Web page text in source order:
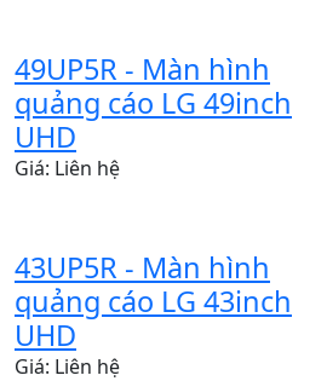
49UP5R - Màn hình
quảng cáo LG 49inch
UHD
Giá: Liên hệ
43UP5R - Màn hình
quảng cáo LG 43inch
UHD
Giá: Liên hệ